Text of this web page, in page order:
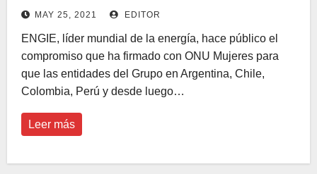
MAY 25, 2021 EDITOR
ENGIE, líder mundial de la energía, hace público el
compromiso que ha firmado con ONU Mujeres para
que las entidades del Grupo en Argentina, Chile,
Colombia, Perú y desde luego…
Leer más